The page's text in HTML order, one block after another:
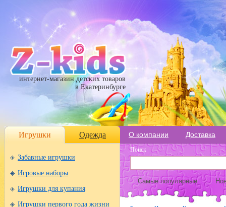
интернет-магазин детских товаров
в Екатеринбурге
Игрушки Одежда О компании Доставка
Забавные игрушки
Игровые наборы
Игрушки для купания
Игрушки первого года жизни
Поиск
Самые популярные